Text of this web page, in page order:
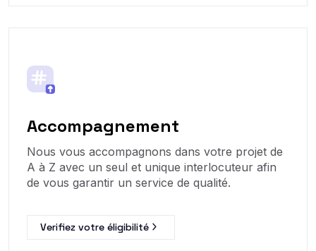
Accompagnement
Nous vous accompagnons dans votre projet de
A à Z avec un seul et unique interlocuteur afin
de vous garantir un service de qualité.
Verifiez votre éligibilité